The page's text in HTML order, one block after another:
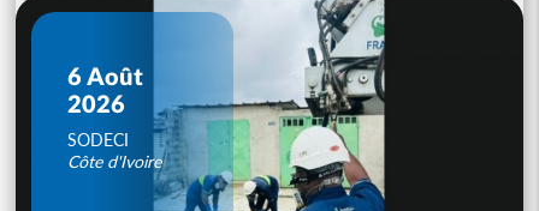
6 Août
2026
SODECI
Côte d'Ivoire